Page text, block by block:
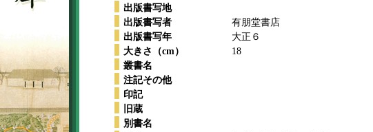
出版書写地
出版書写者
有朋堂書店
出版書写年
大正６
大きさ（cm）
18
叢書名
注記その他
印記
旧蔵
別書名